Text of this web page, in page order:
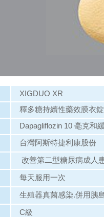
XIGDUO XR
釋多糖持續性藥效膜衣錠
Dapagliflozin 10 毫克和
台灣阿斯特捷利康股份
改善第二型糖尿病成人
每天服用一次
生殖器真菌感染.併用胰
C級